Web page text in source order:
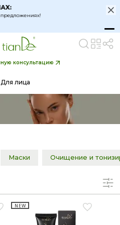
в MAX:
предложениях!
консультацию
Для лица
Маски Очищение и
NEW